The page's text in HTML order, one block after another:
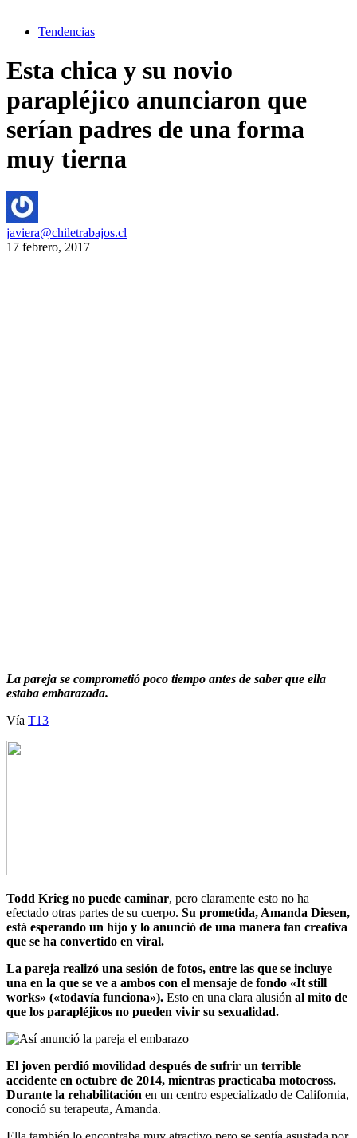
Tendencias
Esta chica y su novio
parapléjico anunciaron que
serían padres de una forma
muy tierna
javiera@chiletrabajos.cl
17 febrero, 2017
La pareja se comprometió poco tiempo antes de saber que ella
estaba embarazada.
Vía T13
Todd Krieg no puede caminar, pero claramente esto no ha
efectado otras partes de su cuerpo. Su prometida, Amanda Diesen,
está esperando un hijo y lo anunció de una manera tan creativa
que se ha convertido en viral.
La pareja realizó una sesión de fotos, entre las que se incluye
una en la que se ve a ambos con el mensaje de fondo «It still
works» («todavía funciona»). Esto en una clara alusión al mito de
que los parapléjicos no pueden vivir su sexualidad.
El joven perdió movilidad después de sufrir un terrible
accidente en octubre de 2014, mientras practicaba motocross.
Durante la rehabilitación en un centro especializado de California,
conoció su terapeuta, Amanda.